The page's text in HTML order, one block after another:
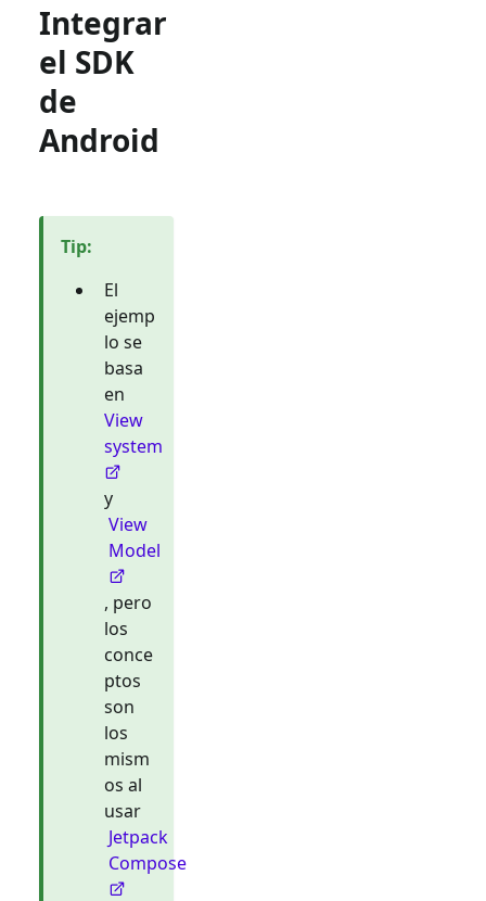
Integrar
el SDK
de
Android
Tip:
El
ejemp
lo se
basa
en
View
system
y
View
Model
, pero
los
conce
ptos
son
los
mism
os al
usar
Jetpack
Compose